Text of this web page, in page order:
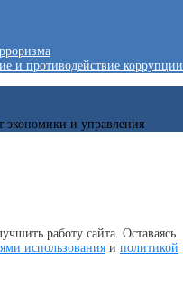
и противодействие коррупции
экономики и управления
работу сайта. Оставаясь
использования и политикой